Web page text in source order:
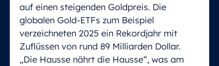
auf einen steigenden Goldpreis. Die
globalen Gold-ETFs zum Beispiel
verzeichneten 2025 ein Rekordjahr mit
Zuflüssen von rund 89 Milliarden Dollar.
„Die Hausse nährt die Hausse“, was am